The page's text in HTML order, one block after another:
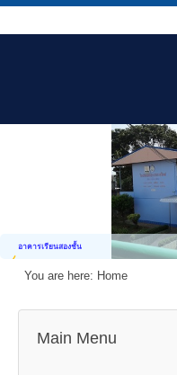
อาคารเรียนสองชั้น
You are here: Home
Main Menu